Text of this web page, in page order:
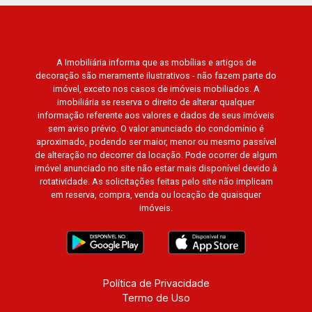
A Imobiliária informa que as mobílias e artigos de
decoração são meramente ilustrativos - não fazem parte do
imóvel, exceto nos casos de imóveis mobiliados. A
imobiliária se reserva o direito de alterar qualquer
informação referente aos valores e dados de seus imóveis
sem aviso prévio. O valor anunciado do condomínio é
aproximado, podendo ser maior, menor ou mesmo passível
de alteração no decorrer da locação. Pode ocorrer de algum
imóvel anunciado no site não estar mais disponível devido à
rotatividade. As solicitações feitas pelo site não implicam
em reserva, compra, venda ou locação de quaisquer
imóveis.
Política de Privacidade
Termo de Uso